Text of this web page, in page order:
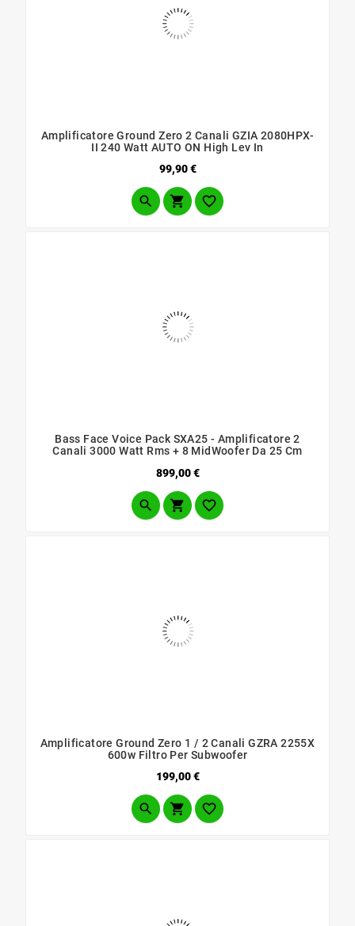
Amplificatore Ground Zero 2 Canali GZIA 2080HPX-
II 240 Watt AUTO ON High Lev In
99,90 €Prezzo
  
Bass Face Voice Pack SXA25 - Amplificatore 2
Canali 3000 Watt Rms + 8 MidWoofer Da 25 Cm
899,00 €Prezzo
  
Amplificatore Ground Zero 1 / 2 Canali GZRA 2255X
600w Filtro Per Subwoofer
199,00 €Prezzo
  